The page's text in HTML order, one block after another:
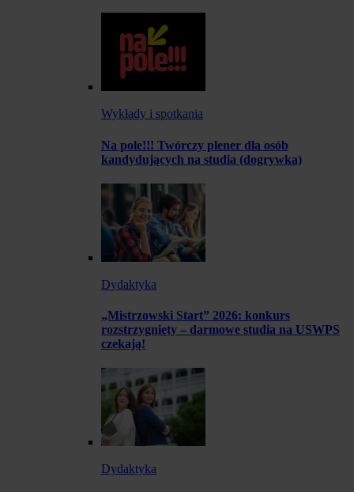
Wykłady i spotkania
Na pole!!! Twórczy plener dla osób
kandydujących na studia (dogrywka)
Dydaktyka
„Mistrzowski Start” 2026: konkurs
rozstrzygnięty – darmowe studia na USWPS
czekają!
Dydaktyka